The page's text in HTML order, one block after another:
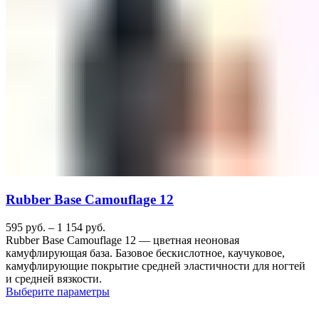
Rubber Base Camouflage 12
595 руб. – 1 154 руб.
Rubber Base Camouflage 12 — цветная неоновая
камуфлирующая база. Базовое бескислотное, каучуковое,
камуфлирующие покрытие средней эластичности для ногтей
и средней вязкости.
Выберите параметры